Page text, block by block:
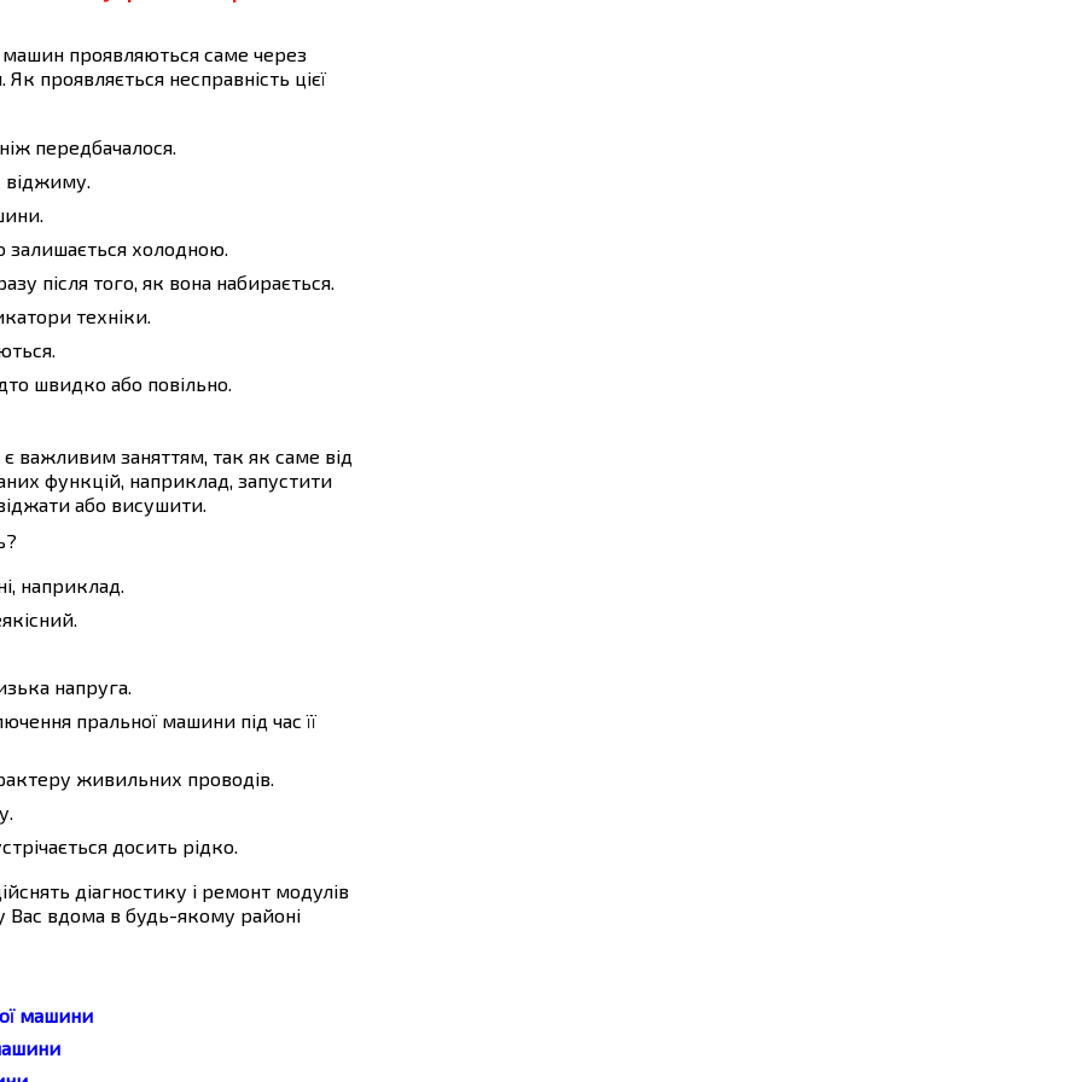
проявляються саме через
проявляється несправність цієї
передбачалося.
віджиму.
залишається холодною.
після того, як вона набирається.
техніки.
швидко або повільно.
є важливим заняттям, так як саме від
функцій, наприклад, запустити
або висушити.
наприклад.
напруга.
пральної машини під час її
живильних проводів.
досить рідко.
діагностику і ремонт модулів
вдома в будь-якому районі
машини